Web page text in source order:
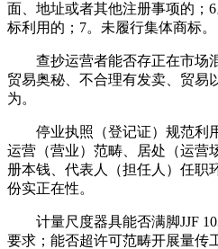
面、地址或者其他注册事项的；
标利用的；7。未履行集体商标。
查抄运营者能否存正在市场混
贸易奥秘、不合理有发卖、贸易
为。
停业执照（登记证）规范利用
运营（营业）范畴、居处（运营
册本钱、代表人（担任人）任职
份实正在性。
计量尺度器具能否满脚JJF
要求；能否超许可范畴开展量传